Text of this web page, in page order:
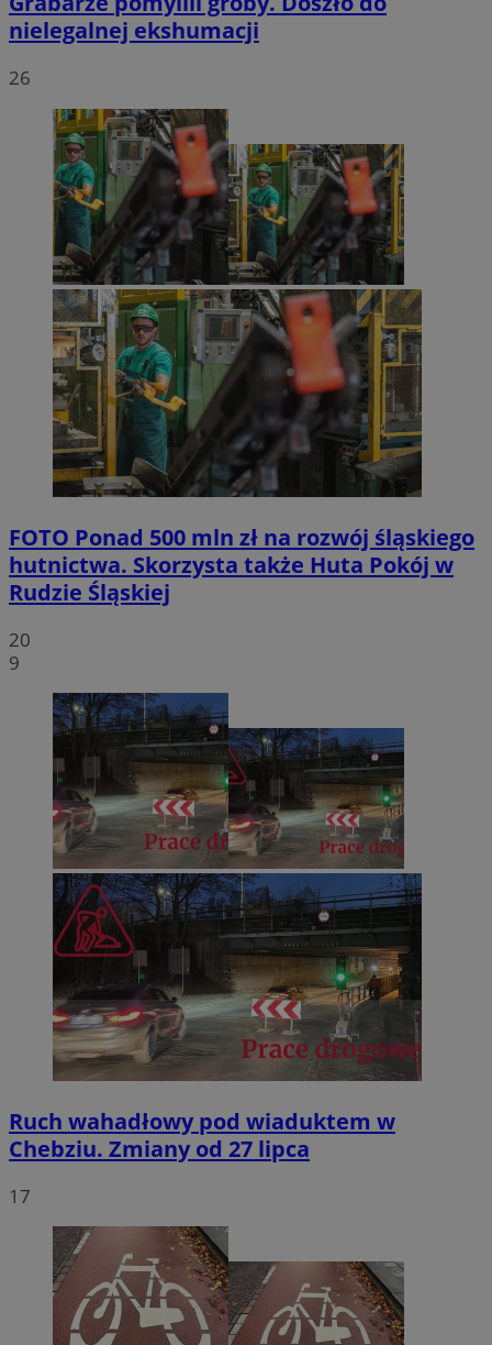
nielegalnej ekshumacji
26
FOTO Ponad 500 mln zł na rozwój śląskiego
hutnictwa. Skorzysta także Huta Pokój w
Rudzie Śląskiej
20
9
Ruch wahadłowy pod wiaduktem w
Chebziu. Zmiany od 27 lipca
17